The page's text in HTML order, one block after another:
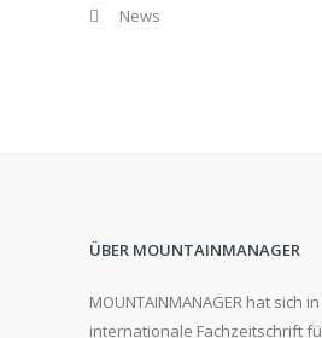
News
ÜBER MOUNTAINMANAGER
MOUNTAINMANAGER hat sich
internationale Fachzeitschrift